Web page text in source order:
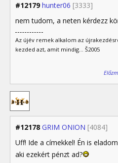
#12179 hunter06 [3333]
nem tudom, a neten kérdezz
Az újév remek alkalom az
kezded azt, amit mindig... Š2005
#12178 GRIM ONION [4084]
Uff! Ide a címekkel! Én is
aki ezekért pénzt ad?